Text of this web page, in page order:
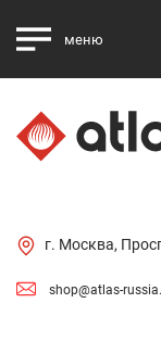
меню
г. Москва,
shop@atlas-